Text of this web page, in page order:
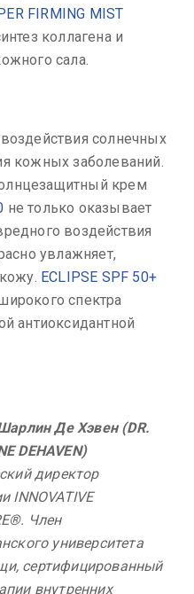
FIRMING MIST
коллагена и
сала.
солнечных
кожных заболеваний.
крем
не только оказывает
воздействия
увлажняет,
ECLIPSE SPF 50+
спектра
антиоксидантной
Де Хэвен (DR.
DEHAVEN)
директор
INNOVATIVE
Член
университета
сертифицированный
внутренних